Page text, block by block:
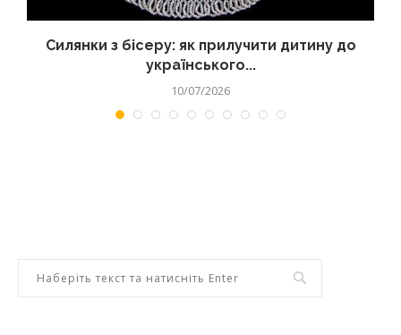
Силянки з бісеру: як прилучити дитину до
українського...
10/07/2026